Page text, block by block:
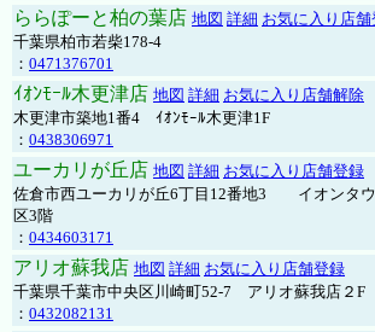
ららぽーと柏の葉店 地図 詳細 お気に入り店舗
千葉県柏市若柴178-4
： 0471376701
ｲｵﾝﾓｰﾙ木更津店 地図 詳細 お気に入り店舗解除
木更津市築地1番4 ｲｵﾝﾓｰﾙ木更津1F
： 0438306971
ユーカリが丘店 地図 詳細 お気に入り店舗登録
佐倉市西ユーカリが丘6丁目12番地3 イオンタウ
区3階
： 0434603171
アリオ蘇我店 地図 詳細 お気に入り店舗登録
千葉県千葉市中央区川崎町52-7 アリオ蘇我店２F
： 0432082131